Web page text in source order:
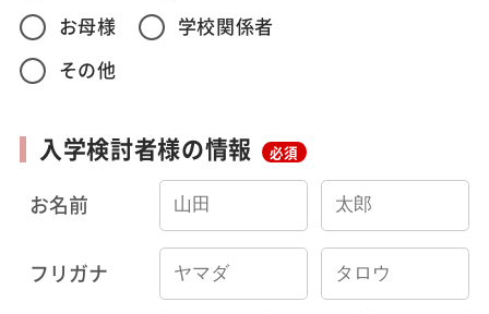
お母様
学校関係者
その他
入学検討者様の情報 必須
お名前
フリガナ